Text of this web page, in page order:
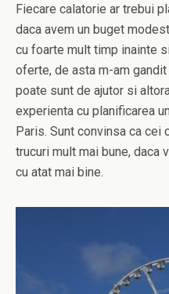
Fiecare calatorie ar trebui
daca avem un buget
cu foarte mult timp inainte
oferte, de asta m-am
poate sunt de ajutor si
experienta cu planificarea
Paris. Sunt convinsa ca cei
trucuri mult mai bune, daca
cu atat mai bine.